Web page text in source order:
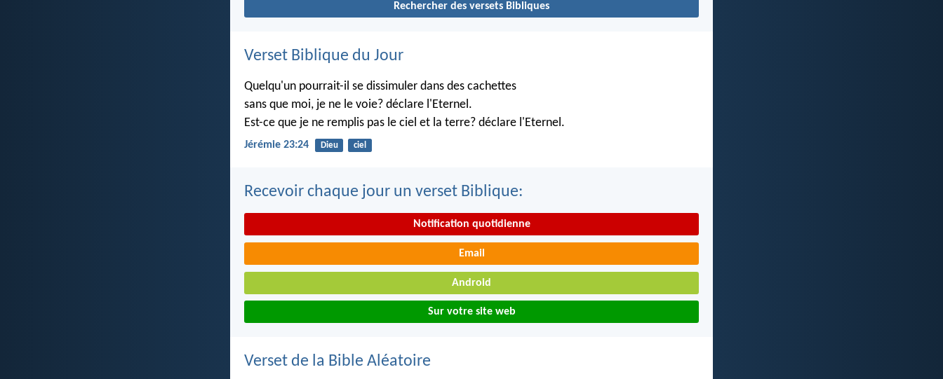
Rechercher des versets Bibliques
Verset Biblique du Jour
Quelqu'un pourrait-il se dissimuler dans des cachettes
sans que moi, je ne le voie? déclare l'Eternel.
Est-ce que je ne remplis pas le ciel et la terre? déclare l'Eternel.
Jérémie 23:24 Dieu ciel
Recevoir chaque jour un verset Biblique:
Notification quotidienne
Email
Android
Sur votre site web
Verset de la Bible Aléatoire